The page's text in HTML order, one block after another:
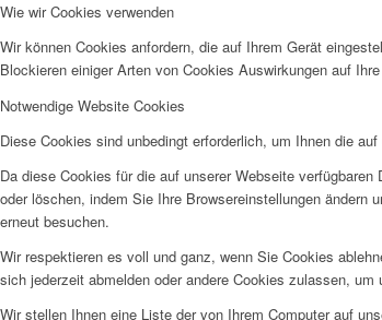
Wie wir Cookies verwenden
Wir können Cookies anfordern, die auf Ihrem Gerät
Blockieren einiger Arten von Cookies Auswirkungen auf
Notwendige Website Cookies
Diese Cookies sind unbedingt erforderlich, um Ihnen die
Da diese Cookies für die auf unserer Webseite
oder löschen, indem Sie Ihre Browsereinstellungen ändern
erneut besuchen.
Wir respektieren es voll und ganz, wenn Sie Cookies
sich jederzeit abmelden oder andere Cookies zulassen,
Wir stellen Ihnen eine Liste der von Ihrem Computer auf